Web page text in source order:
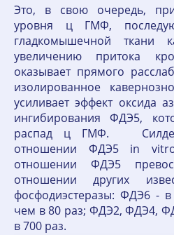
Это, в свою очередь,
уровня ц ГМФ,
гладкомышечной ткани
увеличению притока
оказывает прямого
изолированное
усиливает эффект оксида
ингибирования ФДЭ5,
распад ц ГМФ.
отношении ФДЭ5 in
отношении ФДЭ5
отношении других
фосфодиэстеразы: ФДЭ6 -
чем в 80 раз; ФДЭ2, ФДЭ4,
в 700 раз.